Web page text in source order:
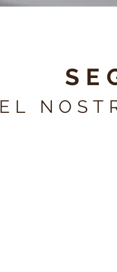
EL